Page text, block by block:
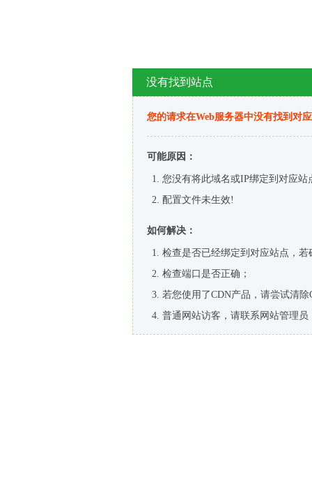
没有找到站点
您的请求在Web服务器中没有找到对
可能原因：
您没有将此域名或IP绑定到对应站
配置文件未生效!
如何解决：
检查是否已经绑定到对应站点，
检查端口是否正确；
若您使用了CDN产品，请尝试清除
普通网站访客，请联系网站管理员